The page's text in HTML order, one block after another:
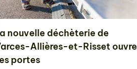
nouvelle déchèterie de
Allières-et-Risset ouvre
portes